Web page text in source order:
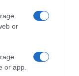
or
or app.
μας – Δάκρυα και